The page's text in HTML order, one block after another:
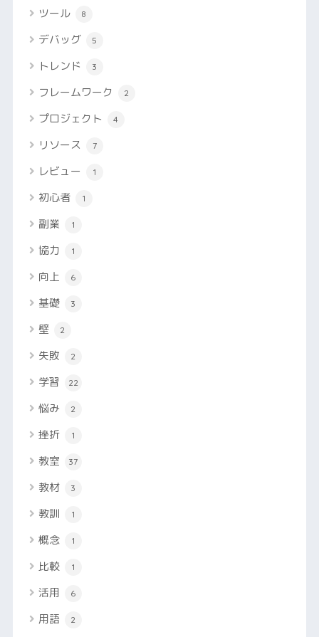
ツール 8
デバッグ 5
トレンド 3
フレームワーク 2
プロジェクト 4
リソース 7
レビュー 1
初心者 1
副業 1
協力 1
向上 6
基礎 3
壁 2
失敗 2
学習 22
悩み 2
挫折 1
教室 37
教材 3
教訓 1
概念 1
比較 1
活用 6
用語 2